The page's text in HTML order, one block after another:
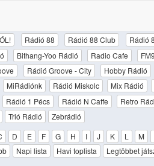
Rádió 88 Rádió 88 Club Rádió
Bithang-Yoo Rádió Radio Cafe
Rádió Groove - City Hobby Rádió
MiRádiónk Rádió Miskolc Mix Rádió
Rádió 1 Pécs Rádió N Caffe Retro
Trió Rádió
Zebrádió
D E F G H I J K L M
Napi lista Havi toplista Legtöbbet